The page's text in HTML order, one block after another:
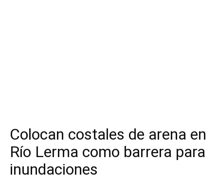
Colocan costales de arena en
Río Lerma como barrera para
inundaciones